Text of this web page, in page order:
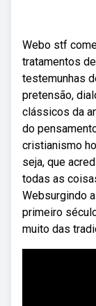
Webo stf
tratamentos
testemunhas
pretensão,
clássicos da
do
cristianismo
seja, que
todas as
Websurgindo
primeiro
muito das